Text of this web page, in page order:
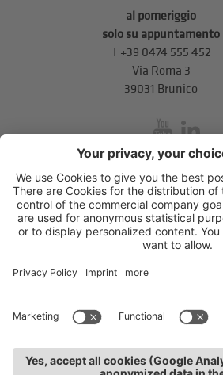
al pomeriggio
solo su appuntamento
T+39 0474 555 452
Via Roma 3
39031 Brunico
inService
Via di Mezzo ai Piani 5 ,39100 Bolzano
info@unione-
Impressum
Privacy